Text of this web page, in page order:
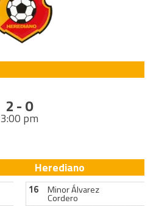
2 - 0
3:00 pm
Herediano
16 Minor Álvarez
Cordero